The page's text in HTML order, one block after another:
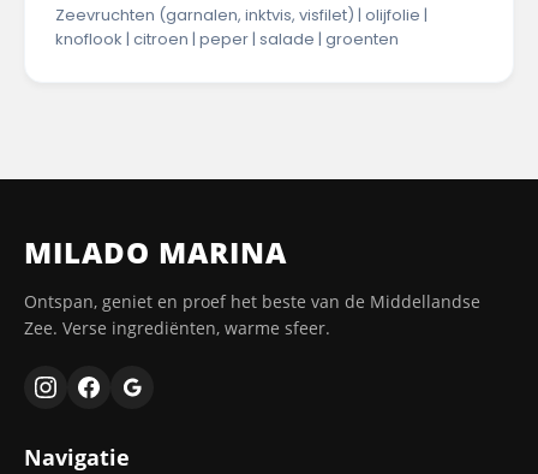
Zeevruchten (garnalen, inktvis, visfilet) | olijfolie |
knoflook | citroen | peper | salade | groenten
MILADO MARINA
Ontspan, geniet en proef het beste van de Middellandse
Zee. Verse ingrediënten, warme sfeer.
Navigatie